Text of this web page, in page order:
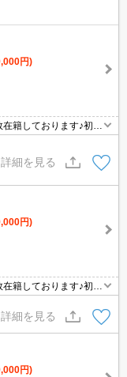
円)
籍しております♪初期
ンライン契約等弊社
はネットに掲載されて
になる物件は全て申し
詳細を見る
円)
籍しております♪初期
ンライン契約等弊社
はネットに掲載されて
なる物件は全て申し
詳細を見る
円)